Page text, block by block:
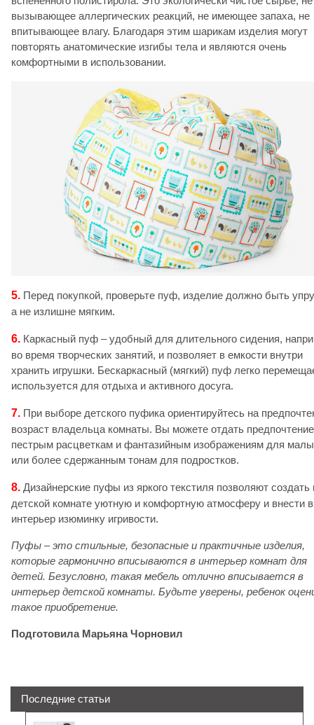
вызывающее аллергических реакций, не имеющее запаха, не
впитывающее влагу. Благодаря этим шарикам изделия могут
повторять анатомические изгибы тела и являются очень
комфортными в использовании.
5. Перед покупкой, проверьте пуф, изделие должно быть
а не излишне мягким.
6. Каркасный пуф – удобный для длительного сидения,
во время творческих занятий, и позволяет в емкости внутри
хранить игрушки. Бескаркасный (мягкий) пуф легко
используется для отдыха и активного досуга.
7. При выборе детского пуфика ориентируйтесь на
возраст владельца комнаты. Вы можете отдать предпочтение
пестрым расцветкам и фантазийным изображениям для
или более сдержанным тонам для подростков.
8. Дизайнерские пуфы из яркого текстиля позволяют создать
детской комнате уютную и комфортную атмосферу и внести в
интерьер изюминку игривости.
Пуфы – это стильные, безопасные и практичные изделия,
которые гармонично вписываются в интерьер комнат для
детей. Безусловно, такая мебель отлично вписывается в
интерьер детской комнаты. Будьте уверены, ребенок
такое приобретение.
Подготовила Марьяна Чорновил
Последние статьи